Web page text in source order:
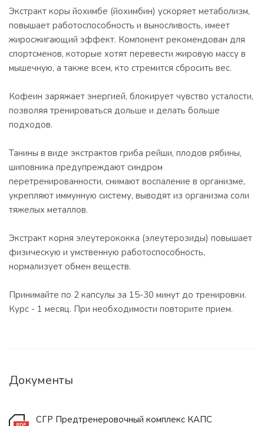
Экстракт коры йохимбе (йохимбин) ускоряет метаболизм,
повышает работоспособность и выносливость, имеет
жиросжигающий эффект. Компонент рекомендован для
спортсменов, которые хотят перевести жировую массу в
мышечную, а также всем, кто стремится сбросить вес.
Кофеин заряжает энергией, блокирует чувство усталости,
позволяя тренироваться дольше и делать больше
подходов.
Танины в виде экстрактов гриба рейши, плодов рябины,
шиповника предупреждают синдром
перетренированности, снимают воспаление в организме,
укрепляют иммунную систему, выводят из организма соли
тяжелых металлов.
Экстракт корня элеутерококка (элеутерозиды) повышает
физическую и умственную работоспособность,
нормализует обмен веществ.
Принимайте по 2 капсулы за 15-30 минут до тренировки.
Курс - 1 месяц. При необходимости повторите прием.
Документы
СГР Предтренеровочный комплекс КАПС